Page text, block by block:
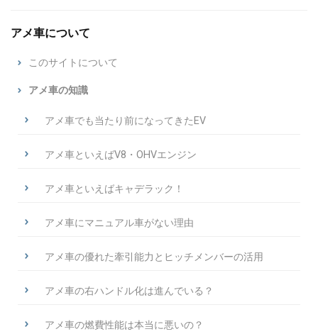
アメ車について
このサイトについて
アメ車の知識
アメ車でも当たり前になってきたEV
アメ車といえばV8・OHVエンジン
アメ車といえばキャデラック！
アメ車にマニュアル車がない理由
アメ車の優れた牽引能力とヒッチメンバーの活用
アメ車の右ハンドル化は進んでいる？
アメ車の燃費性能は本当に悪いの？